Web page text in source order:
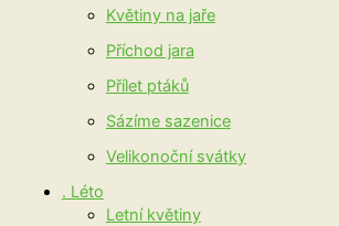
Květiny na jaře
Příchod jara
Přílet ptáků
Sázíme sazenice
Velikonoční svátky
. Léto
Letní květiny